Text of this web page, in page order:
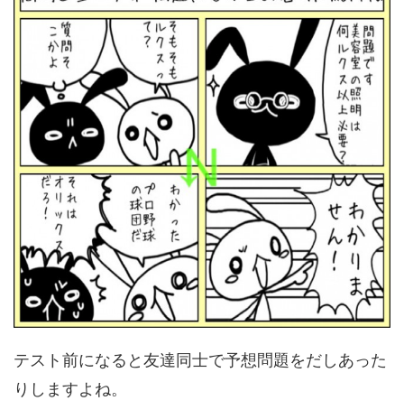
テスト前になると友達同士で予想問題をだしあった
りしますよね。